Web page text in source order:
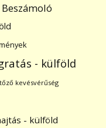
Beszámoló
- külföld
kevésvérűség
- külföld